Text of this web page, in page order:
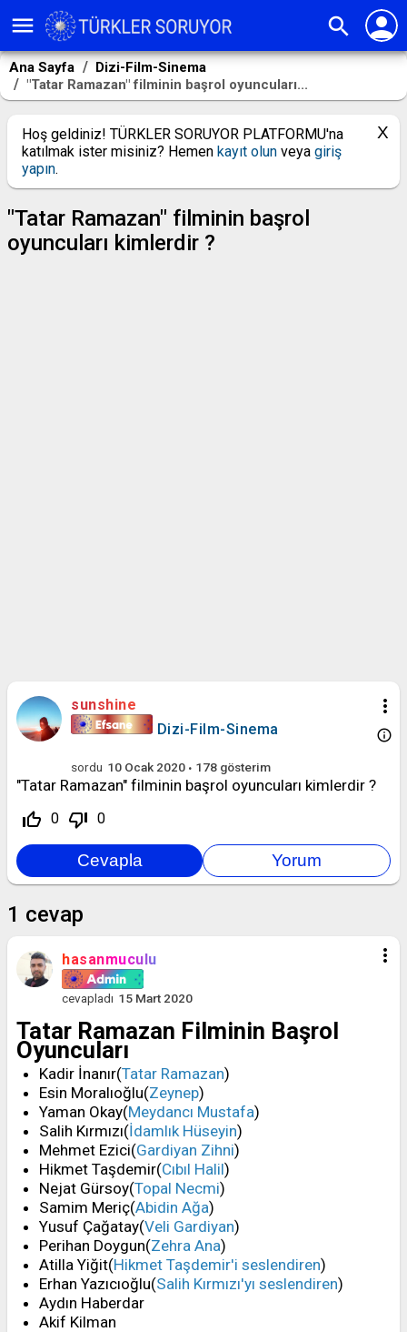
menu search person
Ana Sayfa
Dizi-Film-Sinema
"Tatar Ramazan" filminin başrol oyuncuları...
Hoş geldiniz! TÜRKLER SORUYOR PLATFORMU'na
katılmak ister misiniz? Hemen kayıt olun veya giriş
yapın.
"Tatar Ramazan" filminin başrol
oyuncuları kimlerdir ?
more_vert
sunshine
Dizi-Film-Sinema
sordu 10 Ocak 2020 178 gösterim
info_outline
"Tatar Ramazan" filminin başrol oyuncuları kimlerdir ?
thumb_up_off_alt 0 thumb_down_off_alt 0
1 cevap
more_vert
hasanmuculu
cevapladı 15 Mart 2020
Tatar Ramazan Filminin Başrol
Oyuncuları
Kadir İnanır(Tatar Ramazan)
Esin Moralıoğlu(Zeynep)
Yaman Okay(Meydancı Mustafa)
Salih Kırmızı(İdamlık Hüseyin)
Mehmet Ezici(Gardiyan Zihni)
Hikmet Taşdemir(Cıbıl Halil)
Nejat Gürsoy(Topal Necmi)
Samim Meriç(Abidin Ağa)
Yusuf Çağatay(Veli Gardiyan)
Perihan Doygun(Zehra Ana)
Atilla Yiğit(Hikmet Taşdemir'i seslendiren)
Erhan Yazıcıoğlu(Salih Kırmızı'yı seslendiren)
Aydın Haberdar
Akif Kilman